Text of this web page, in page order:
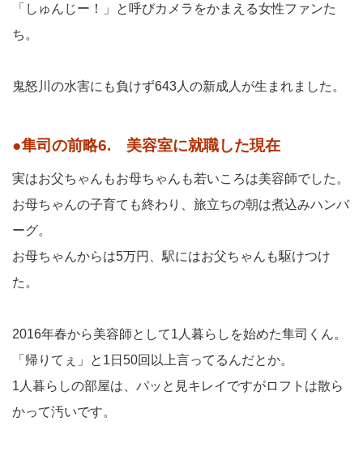
「しゅんじー！」と呼びカメラをかまえる女性ファンた
ち。
鬼怒川の水害にも負けず643人の新成人が生まれました。
●隼司の前略6. 美容室に就職した現在
実はお父ちゃんもお母ちゃんも若いころは美容師でした。
お母ちゃんの子育ても終わり、旅立ちの朝は煮込みハンバ
ーグ。
お母ちゃんからは5万円、駅にはお父ちゃんも駆けつけ
た。
2016年春から美容師として1人暮らしを始めた隼司くん。
「帰りてぇ」と1日50回以上言ってるんだとか。
1人暮らしの部屋は、パッと見キレイですがロフトは散ら
かって汚いです。